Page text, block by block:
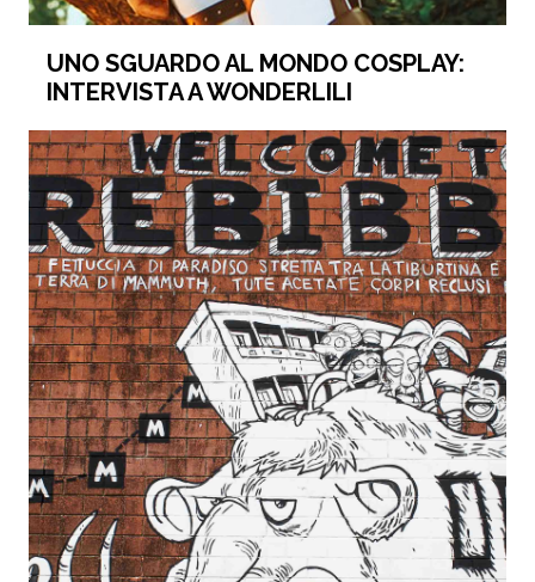
UNO SGUARDO AL MONDO COSPLAY:
INTERVISTA A WONDERLILI